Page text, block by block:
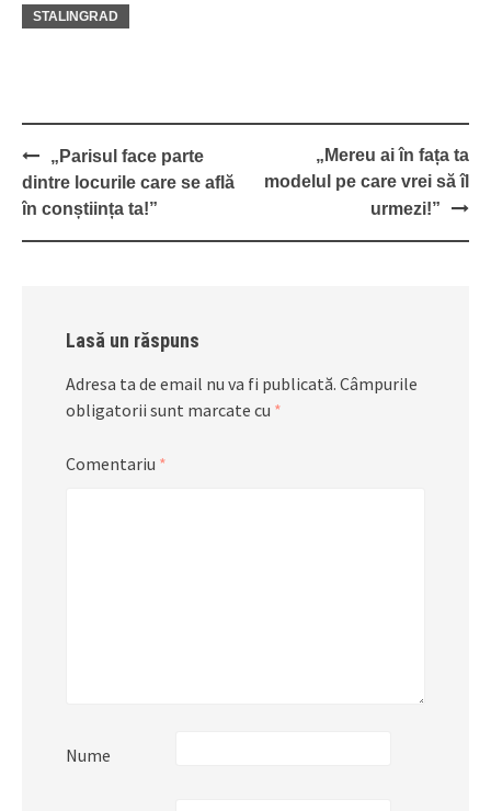
STALINGRAD
Post
navigation
„Parisul face parte
dintre locurile care se află
în conștiința ta!”
„Mereu ai în fața ta
modelul pe care vrei să îl
urmezi!”
Lasă un răspuns
Adresa ta de email nu va fi publicată. Câmpurile
obligatorii sunt marcate cu *
Comentariu *
Nume